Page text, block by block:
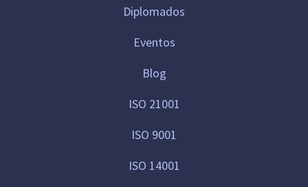
Diplomados
Eventos
Blog
ISO 21001
ISO 9001
ISO 14001